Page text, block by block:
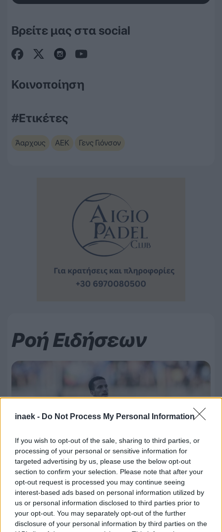
inaek - Do Not Process My Personal Information
If you wish to opt-out of the sale, sharing to third parties, or
processing of your personal or sensitive information for
targeted advertising by us, please use the below opt-out
section to confirm your selection. Please note that after your
opt-out request is processed you may continue seeing
interest-based ads based on personal information utilized by
us or personal information disclosed to third parties prior to
your opt-out. You may separately opt-out of the further
disclosure of your personal information by third parties on the
Βρείτε μας στα social
Κοινοποίηση
#Ετικέτες
Άαρχους ΑΕΚ Γενς Γιόνσον
Ροή Ειδήσεων
10.08.2026, 10:00
Μάνατζερ Μπουράς: «Δεν πιστεύω ότι θα
παραμείνει στη Λέφσκι – Είμαστε σε
διαπραγματεύσεις με την ΑΕΚ τη μεταγραφή»